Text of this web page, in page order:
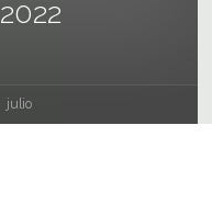
julio